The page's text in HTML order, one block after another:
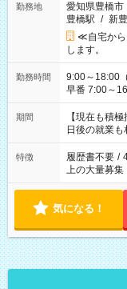
勤務地
愛知県豊橋市
豊橋駅 / 新
≪自宅から
します。
勤務時間
9:00～18:00（休憩60分） ■ご希
早番 7:00～16:00 遅番
い」 「余裕
たくない」 など
の方へ 今ご
の勤務時間。
期間
【現在も積
日後の就業も
特徴 履歴書不要 /
上の大量募集
気になる！